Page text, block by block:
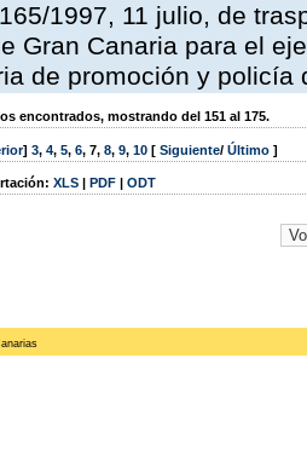
1997, 11 julio, de
Gran Canaria para el
de promoción y policía
encontrados, mostrando del 151 al 175.
] 3, 4, 5, 6, 7, 8, 9, 10 [ Siguiente/ Último ]
XLS | PDF | ODT